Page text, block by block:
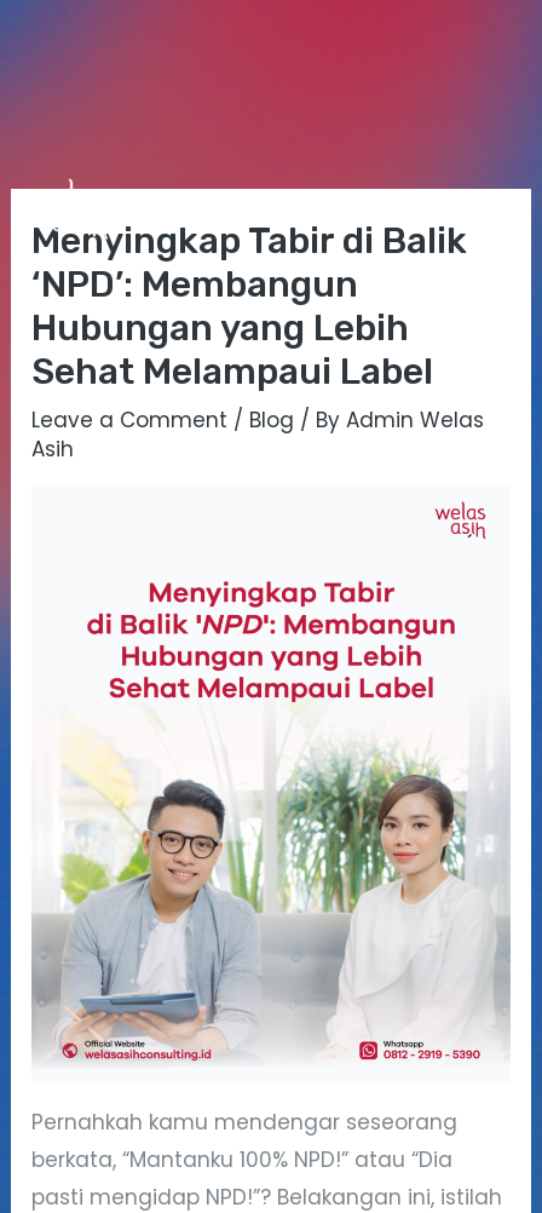
content
Menyingkap Tabir di Balik
‘NPD’: Membangun
Hubungan yang Lebih
Sehat Melampaui Label
Leave a Comment / Blog / ByAdmin Welas
Asih
Pernahkah kamu mendengar seseorang
berkata, “Mantanku 100% NPD!” atau “Dia
pasti mengidap NPD!”? Belakangan ini, istilah